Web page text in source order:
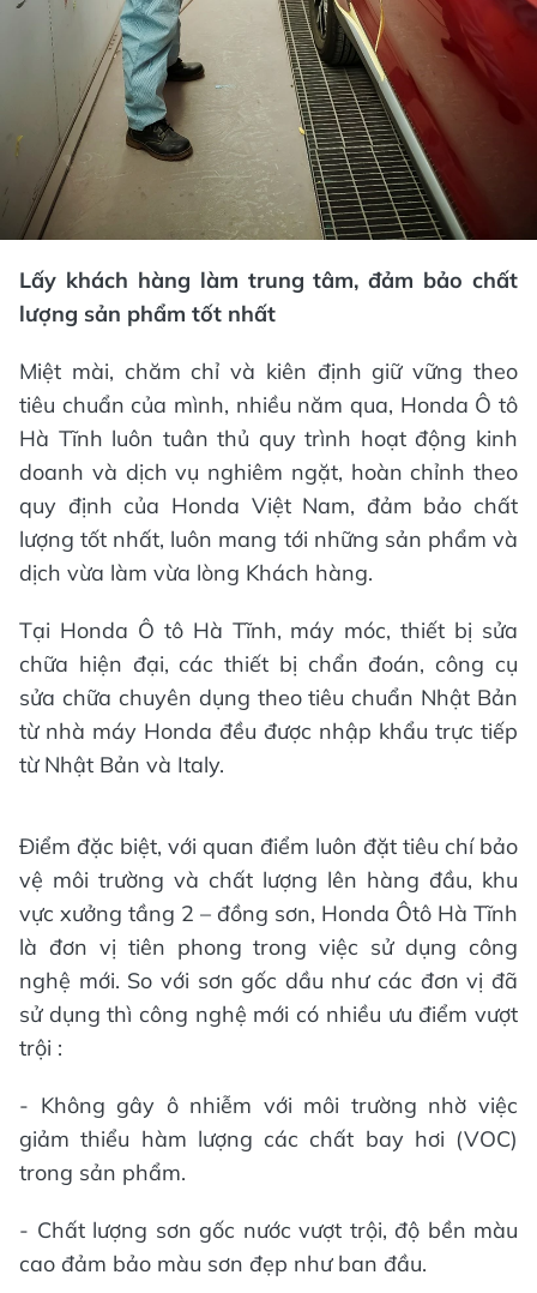
Lấy khách hàng làm trung tâm, đảm bảo chất
lượng sản phẩm tốt nhất
Miệt mài, chăm chỉ và kiên định giữ vững theo
tiêu chuẩn của mình, nhiều năm qua, Honda Ô tô
Hà Tĩnh luôn tuân thủ quy trình hoạt động kinh
doanh và dịch vụ nghiêm ngặt, hoàn chỉnh theo
quy định của Honda Việt Nam, đảm bảo chất
lượng tốt nhất, luôn mang tới những sản phẩm và
dịch vừa làm vừa lòng Khách hàng.
Tại Honda Ô tô Hà Tĩnh, máy móc, thiết bị sửa
chữa hiện đại, các thiết bị chẩn đoán, công cụ
sửa chữa chuyên dụng theo tiêu chuẩn Nhật Bản
từ nhà máy Honda đều được nhập khẩu trực tiếp
từ Nhật Bản và Italy.
Điểm đặc biệt, với quan điểm luôn đặt tiêu chí bảo
vệ môi trường và chất lượng lên hàng đầu, khu
vực xưởng tầng 2 – đồng sơn, Honda Ôtô Hà Tĩnh
là đơn vị tiên phong trong việc sử dụng công
nghệ mới. So với sơn gốc dầu như các đơn vị đã
sử dụng thì công nghệ mới có nhiều ưu điểm vượt
trội :
- Không gây ô nhiễm với môi trường nhờ việc
giảm thiểu hàm lượng các chất bay hơi (VOC)
trong sản phẩm.
- Chất lượng sơn gốc nước vượt trội, độ bền màu
cao đảm bảo màu sơn đẹp như ban đầu.